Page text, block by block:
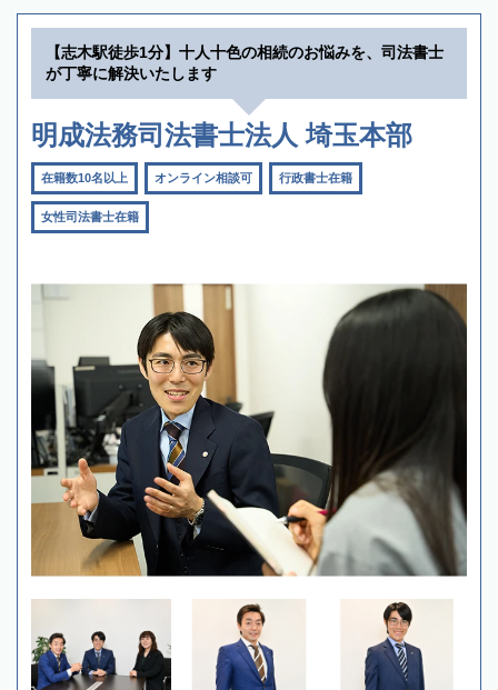
【志木駅徒歩1分】十人十色の相続のお悩みを、司法書士
が丁寧に解決いたします
明成法務司法書士法人 埼玉本部
在籍数10名以上 オンライン相談可 行政書士在籍
女性司法書士在籍